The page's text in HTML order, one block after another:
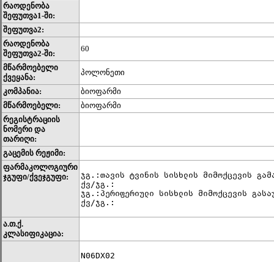
რაოდენობა
შეფუთვა1-ში:
შეფუთვა2:
რაოდენობა
შეფუთვა2-ში:
60
მწარმოებელი
ქვეყანა:
პოლონეთი
კომპანია:
ბიოფარმი
მწარმოებელი:
ბიოფარმი
რეგისტრაციის
ნომერი და
თარიღი:
გაცემის რეჟიმი:
ფარმაკოლოგიური
ჯგუფი/ქვეჯგუფი:
ჯგ.:თავის ტვინის სისხლის მიმოქცევის
ქვ/ჯგ.:
ჯგ.:პერიფერიული სისხლის მიმოქცევის
ქვ/ჯგ.:
ა.თ.ქ.
კლასიფიკაცია: